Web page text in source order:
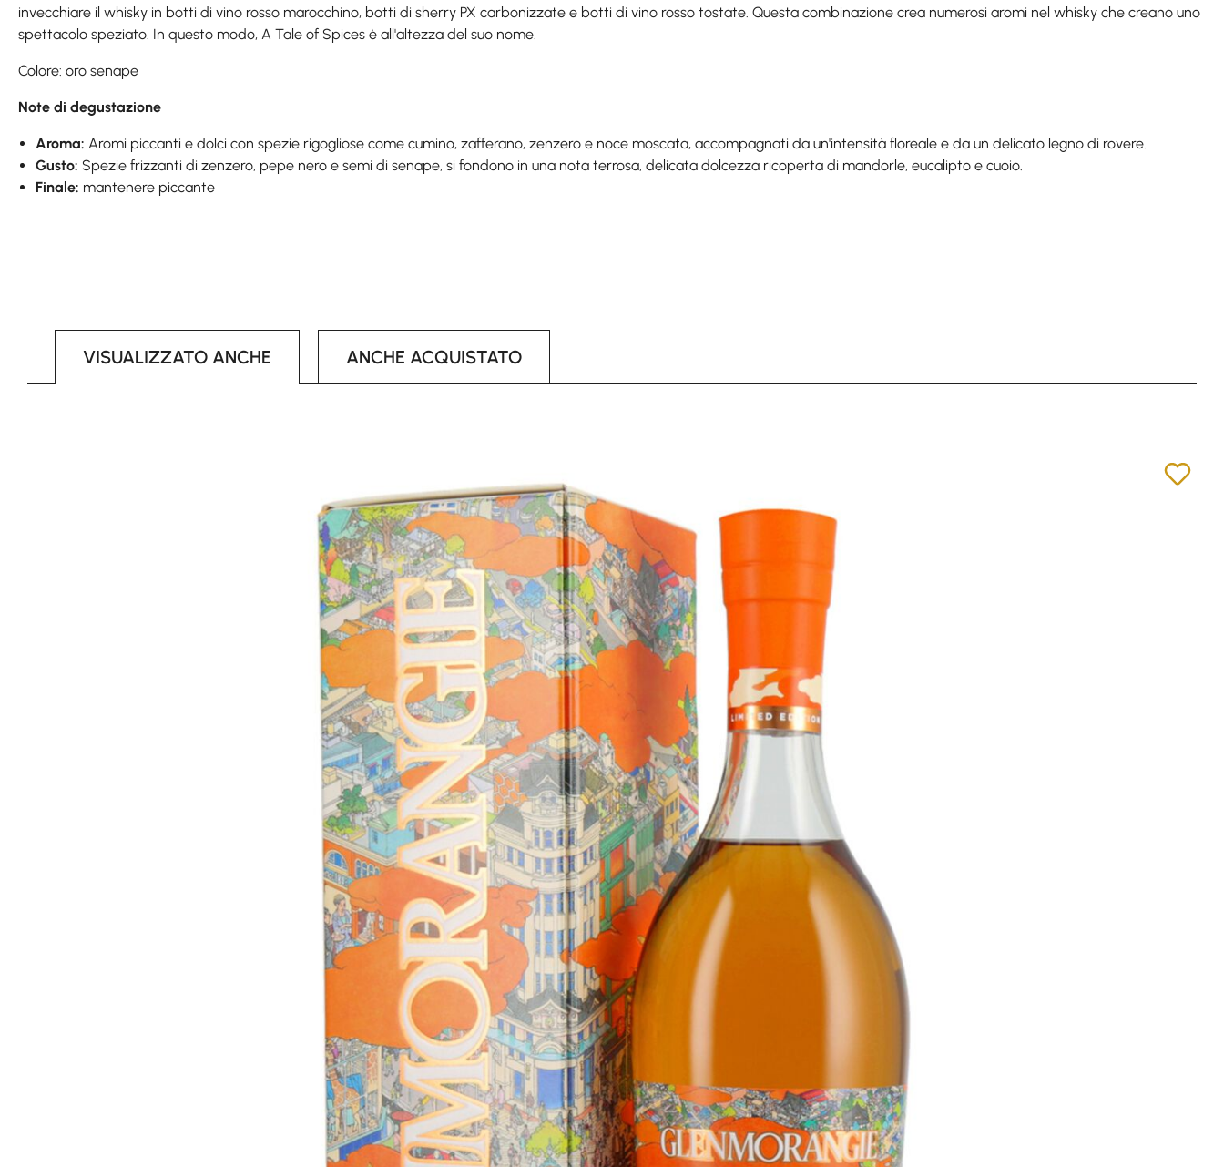
invecchiare il whisky in botti di vino rosso marocchino, botti di sherry PX carbonizzate e botti di vino rosso tostate. Questa combinazione crea numerosi aromi nel whisky che creano uno
spettacolo speziato. In questo modo, A Tale of Spices è all'altezza del suo nome.
Colore: oro senape
Note di degustazione
Aroma: Aromi piccanti e dolci con spezie rigogliose come cumino, zafferano, zenzero e noce moscata, accompagnati da un'intensità floreale e da un delicato legno di rovere.
Gusto: Spezie frizzanti di zenzero, pepe nero e semi di senape, si fondono in una nota terrosa, delicata dolcezza ricoperta di mandorle, eucalipto e cuoio.
Finale: mantenere piccante
VISUALIZZATO ANCHE ANCHE ACQUISTATO